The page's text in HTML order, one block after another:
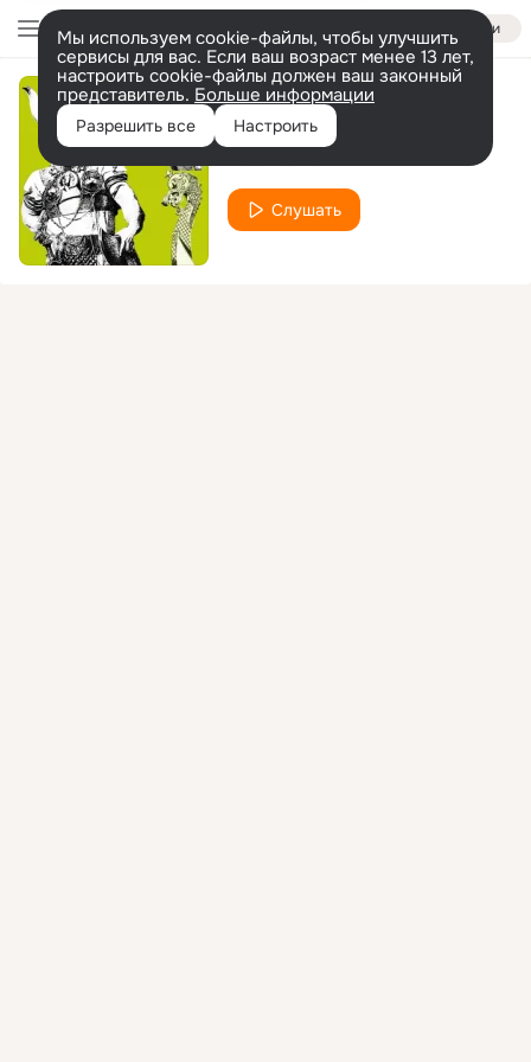
Войти
Мы используем cookie-файлы, чтобы улучшить
сервисы для вас. Если ваш возраст менее 13 лет,
настроить cookie-файлы должен ваш законный
представитель. Больше информации
Разрешить все Настроить
Sittin' All Alone
Слушать